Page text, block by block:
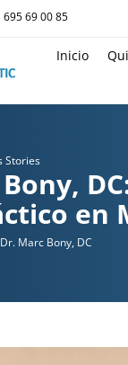
695 69 00 85
Inicio
Stories
en
Dr. Marc Bony, DC